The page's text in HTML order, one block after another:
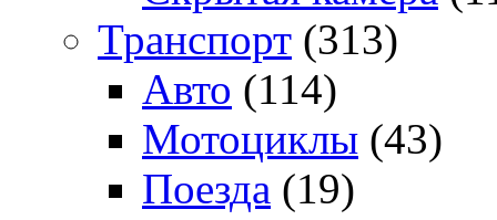
Транспорт (313)
Авто (114)
Мотоциклы (43)
Поезда (19)